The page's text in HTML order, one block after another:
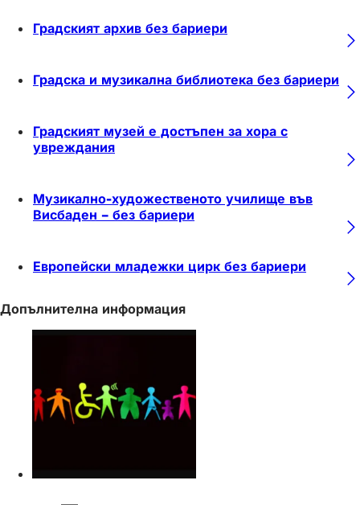
Градският архив без бариери
Градска и музикална библиотека без бариери
Градският музей е достъпен за хора с
увреждания
Музикално-художественото училище във
Висбаден – без бариери
Европейски младежки цирк без бариери
Допълнителна информация